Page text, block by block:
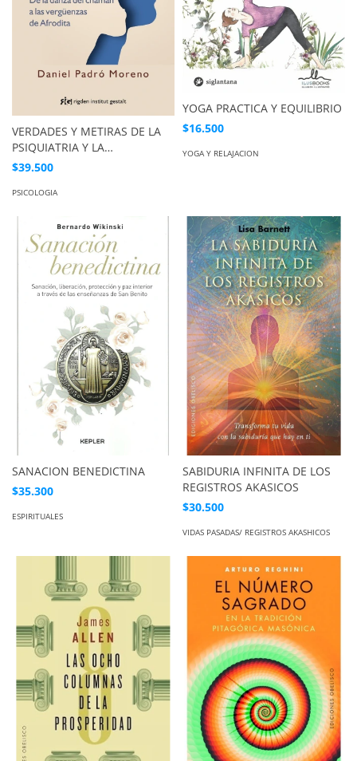
VERDADES Y METIRAS DE LA
PSIQUIATRIA Y LA
PSICOTERAPIA
$39.500
PSICOLOGIA
YOGA PRACTICA Y EQUILIBRIO
$16.500
YOGA Y RELAJACION
SANACION BENEDICTINA
$35.300
ESPIRITUALES
SABIDURIA INFINITA DE LOS
REGISTROS AKASICOS
$30.500
VIDAS PASADAS/ REGISTROS AKASHICOS